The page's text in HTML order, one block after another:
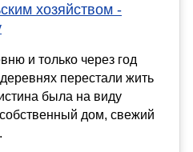
хозяйством -
и только через год
перестали жить
была на виду
дом, свежий